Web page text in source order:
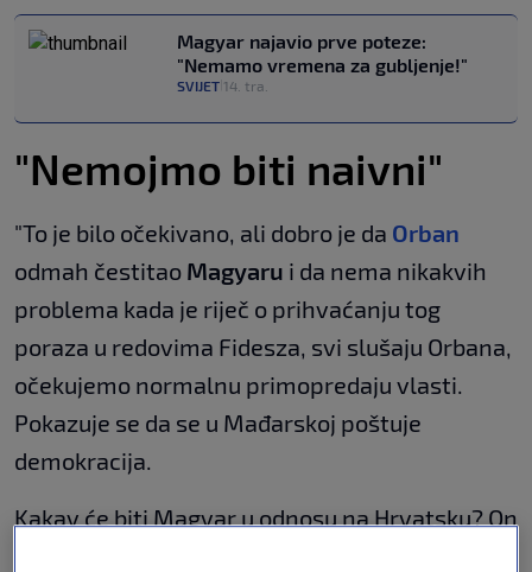
Magyar najavio prve poteze:
"Nemamo vremena za gubljenje!"
SVIJET 14. tra.
"Nemojmo biti naivni"
"To je bilo očekivano, ali dobro je da Orban
odmah čestitao Magyaru i da nema nikakvih
problema kada je riječ o prihvaćanju tog
poraza u redovima Fidesza, svi slušaju Orbana,
očekujemo normalnu primopredaju vlasti.
Pokazuje se da se u Mađarskoj poštuje
demokracija.
Kakav će biti Magyar u odnosu na Hrvatsku? On